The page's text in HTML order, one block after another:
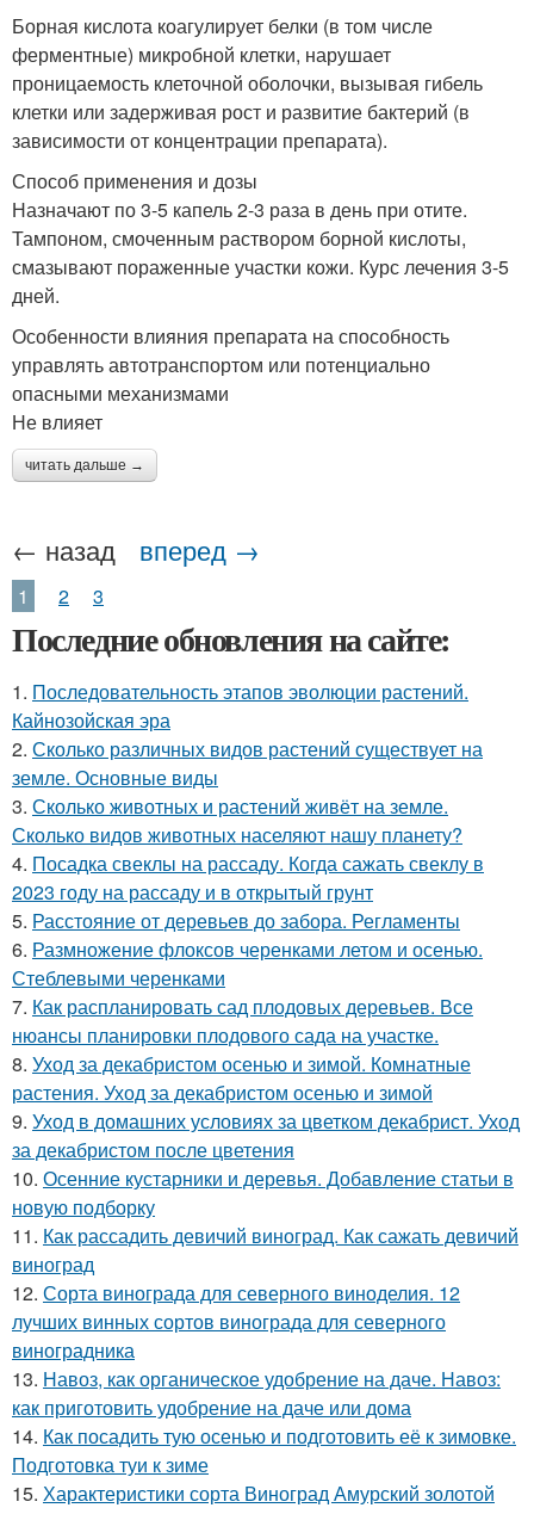
Борная кислота коагулирует белки (в том числе
ферментные) микробной клетки, нарушает
проницаемость клеточной оболочки, вызывая гибель
клетки или задерживая рост и развитие бактерий (в
зависимости от концентрации препарата).
Способ применения и дозы
Назначают по 3-5 капель 2-3 раза в день при отите.
Тампоном, смоченным раствором борной кислоты,
смазывают пораженные участки кожи. Курс лечения 3-5
дней.
Особенности влияния препарата на способность
управлять автотранспортом или потенциально
опасными механизмами
Не влияет
читать дальше →
← назад вперед →
1 2 3
Последние обновления на сайте:
1. Последовательность этапов эволюции растений.
Кайнозойская эра
2. Сколько различных видов растений существует на
земле. Основные виды
3. Сколько животных и растений живёт на земле.
Сколько видов животных населяют нашу планету?
4. Посадка свеклы на рассаду. Когда сажать свеклу в
2023 году на рассаду и в открытый грунт
5. Расстояние от деревьев до забора. Регламенты
6. Размножение флоксов черенками летом и осенью.
Стеблевыми черенками
7. Как распланировать сад плодовых деревьев. Все
нюансы планировки плодового сада на участке.
8. Уход за декабристом осенью и зимой. Комнатные
растения. Уход за декабристом осенью и зимой
9. Уход в домашних условиях за цветком декабрист. Уход
за декабристом после цветения
10. Осенние кустарники и деревья. Добавление статьи в
новую подборку
11. Как рассадить девичий виноград. Как сажать девичий
виноград
12. Сорта винограда для северного виноделия. 12
лучших винных сортов винограда для северного
виноградника
13. Навоз, как органическое удобрение на даче. Навоз:
как приготовить удобрение на даче или дома
14. Как посадить тую осенью и подготовить её к зимовке.
Подготовка туи к зиме
15. Характеристики сорта Виноград Амурский золотой